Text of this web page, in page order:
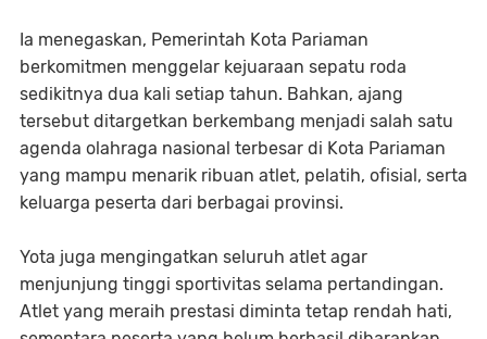
Ia menegaskan, Pemerintah Kota Pariaman
berkomitmen menggelar kejuaraan sepatu roda
sedikitnya dua kali setiap tahun. Bahkan, ajang
tersebut ditargetkan berkembang menjadi salah satu
agenda olahraga nasional terbesar di Kota Pariaman
yang mampu menarik ribuan atlet, pelatih, ofisial, serta
keluarga peserta dari berbagai provinsi.
Yota juga mengingatkan seluruh atlet agar
menjunjung tinggi sportivitas selama pertandingan.
Atlet yang meraih prestasi diminta tetap rendah hati,